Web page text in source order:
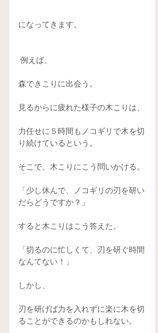
になってきます。
例えば、
森できこりに出会う。
見るからに疲れた様子の木こりは、
力任せに５時間もノコギリで木を切
り続けているという。
そこで、木こりにこう問いかける。
「少し休んで、ノコギリの刃を研い
だらどうですか？」
すると木こりはこう答えた。
「切るのに忙しくて、刃を研ぐ時間
なんてない！」
しかし、
刃を研げば力を入れずに楽に木を切
ることができるのかもしれない。